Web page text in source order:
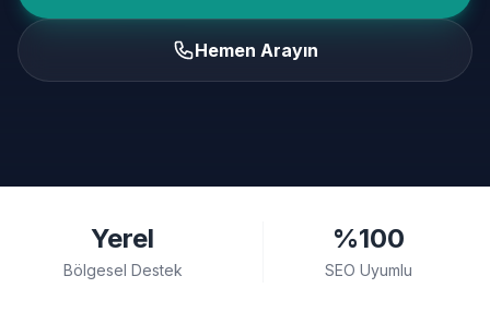
Hemen Arayın
Yerel
Bölgesel Destek
%100
SEO Uyumlu